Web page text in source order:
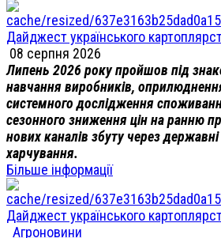
Дайджест українського
08 серпня 2026
Липень 2026 року пройшов під
навчання виробників,
системного дослідження
сезонного зниження цін на ранню
нових каналів збуту через
харчування.
Більше інформації
Дайджест українського
Агроновини